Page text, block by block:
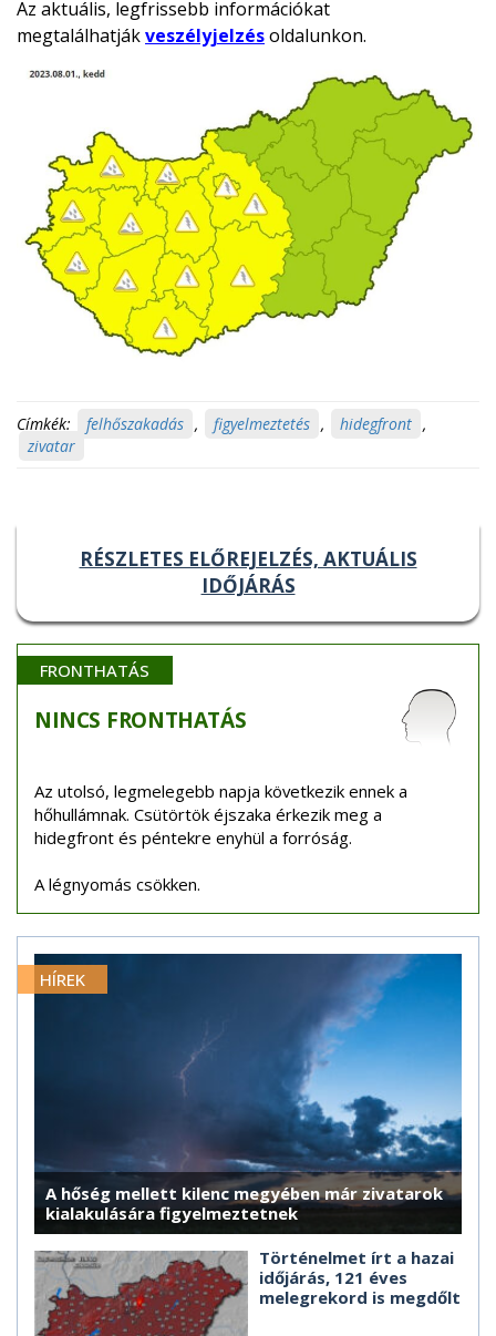
Az aktuális, legfrissebb információkat
megtalálhatjákveszélyjelzésoldalunkon.
Címkék: felhőszakadás , figyelmeztetés , hidegfront ,
zivatar
RÉSZLETES ELŐREJELZÉS, AKTUÁLIS
IDŐJÁRÁS
FRONTHATÁS
NINCS FRONTHATÁS
Az utolsó, legmelegebb napja következik ennek a
hőhullámnak. Csütörtök éjszaka érkezik meg a
hidegfront és péntekre enyhül a forróság.
A légnyomás csökken.
HÍREK
A hőség mellett kilenc megyében már zivatarok
kialakulására figyelmeztetnek
Történelmet írt a hazai
időjárás, 121 éves
melegrekord is megdőlt